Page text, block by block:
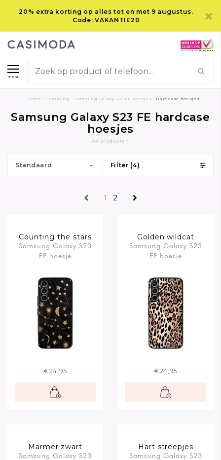
20% extra korting op alles tot en met 9 augustus.
Code: VAKANTIE20
menu
Home Samsung Samsung Galaxy S23 FE hoesjes Hardcase hoesjes
Samsung Galaxy S23 FE hardcase
hoesjes
44 producten
Standaard Filter (4)
1 2
Counting the stars
Samsung Galaxy S23
FE hoesje
€24,95
Golden wildcat
Samsung Galaxy S23
FE hoesje
€24,95
Marmer zwart
Samsung Galaxy S23
Hart streepjes
Samsung Galaxy S23